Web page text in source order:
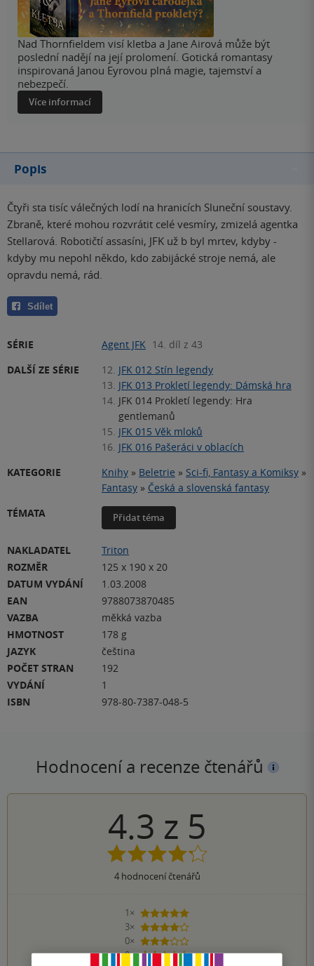
Nad Thornfieldem visí kletba a Jane Airová může být
poslední nadějí na její prolomení. Gotická romantasy
inspirovaná Janou Eyrovou plná magie, tajemství a
nebezpečí.
Více informací
Popis
Čtyři sta tisíc válečných lodí na hranicích Sluneční soustavy.
Zbraně, které mohou rozvrátit celé vesmíry, zmizelá agentka
Stellarová. Robotičtí assasíni, JFK už b byl mrtev, kdyby -
kdyby mu nepohl někdo, kdo zabijácké stroje nemá, ale
opravdu nemá, rád.
Sdílet
SÉRIE Agent JFK 14. díl z 43
DALŠÍ ZE SÉRIE
12. JFK 012 Stín legendy
13. JFK 013 Prokletí legendy: Dámská hra
14. JFK 014 Prokletí legendy: Hra
gentlemanů
15. JFK 015 Věk mloků
16. JFK 016 Pašeráci v oblacích
KATEGORIE
Knihy » Beletrie » Sci-fi, Fantasy a Komiksy »
Fantasy » Česká a slovenská fantasy
TÉMATA
Přidat téma
NAKLADATEL
Triton
ROZMĚR
125 x 190 x 20
DATUM VYDÁNÍ
1.03.2008
EAN
9788073870485
VAZBA
měkká vazba
HMOTNOST
178 g
JAZYK
čeština
POČET STRAN
192
VYDÁNÍ
1
ISBN
978-80-7387-048-5
Hodnocení a recenze čtenářů
4.3 z 5
4hodnocení čtenářů
1×
5 hvězdiček
3×
4 hvězdičky
0×
3 hvězdičky
0×
2 hvězdičky